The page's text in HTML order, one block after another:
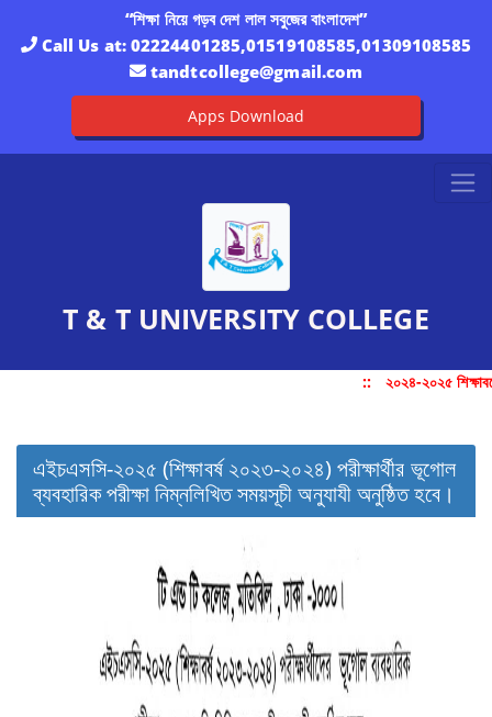
“শিক্ষা নিয়ে গড়ব দেশ লাল সবুজের বাংলাদেশ”
Call Us at: 02224401285,01519108585,01309108585
tandtcollege@gmail.com
Apps Download
T & T UNIVERSITY COLLEGE
:: ২০২৪-২০২৫
এইচএসসি-২০২৫ (শিক্ষাবর্ষ ২০২৩-২০২৪) পরীক্ষার্থীর ভূগোল
ব্যবহারিক পরীক্ষা নিম্নলিখিত সময়সূচী অনুযাযী অনুষ্ঠিত হবে।